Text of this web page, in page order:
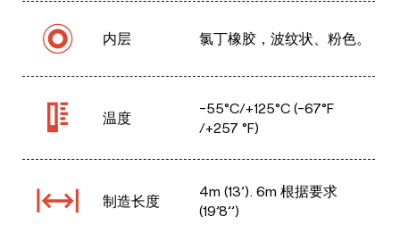
内层 氯丁橡胶，波纹状、粉色。
温度
-55°C/+125°C (-67°F
/+257 °F)
制造长度
4m (13’). 6m 根据要求
(19’8’’)